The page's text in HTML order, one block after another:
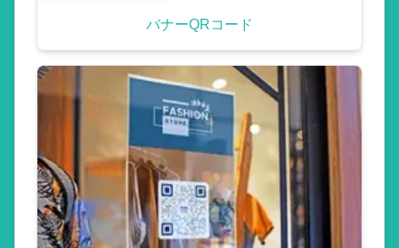
バナーQRコード